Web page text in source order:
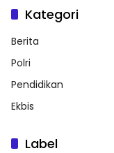
Kategori
Berita
Polri
Pendidikan
Ekbis
Label